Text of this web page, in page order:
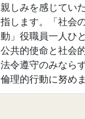
親しみを感じてい
指します。「社会
動」役職員一人ひ
公共的使命と社会
法令遵守のみなら
倫理的行動に努めま